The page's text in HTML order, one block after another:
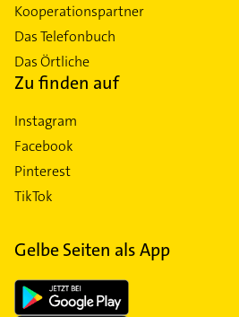
Kooperationspartner
Das Telefonbuch
Das Örtliche
Zu finden auf
Instagram
Facebook
Pinterest
TikTok
Gelbe Seiten als App